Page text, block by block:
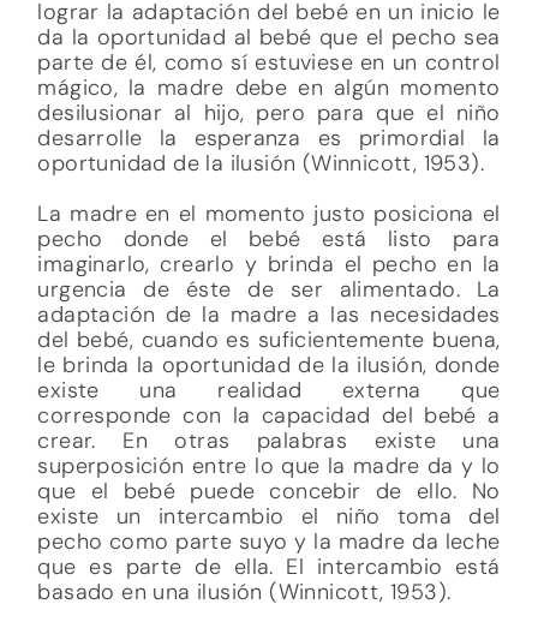
lograr la adaptación del bebé en un inicio le
da la oportunidad al bebé que el pecho sea
parte de él, como sí estuviese en un control
mágico, la madre debe en algún momento
desilusionar al hijo, pero para que el niño
desarrolle la esperanza es primordial la
oportunidad de la ilusión (Winnicott, 1953).
La madre en el momento justo posiciona el
pecho donde el bebé está listo para
imaginarlo, crearlo y brinda el pecho en la
urgencia de éste de ser alimentado. La
adaptación de la madre a las necesidades
del bebé, cuando es suficientemente buena,
le brinda la oportunidad de la ilusión, donde
existe una realidad externa que
corresponde con la capacidad del bebé a
crear. En otras palabras existe una
superposición entre lo que la madre da y lo
que el bebé puede concebir de ello. No
existe un intercambio el niño toma del
pecho como parte suyo y la madre da leche
que es parte de ella. El intercambio está
basado en una ilusión (Winnicott, 1953).